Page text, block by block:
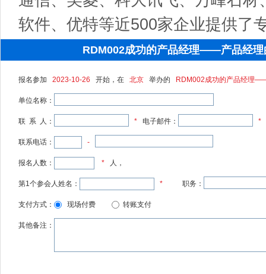
软件、优特等近500家企业提供了
RDM002成功的产品经理——产品经理
报名参加 2023-10-26 开始，在 北京 举办的 RDM002成功的产品经理
单位名称：
联 系 人： * 电子邮件： *
联系电话： -
报名人数： * 人，
第1个参会人姓名： * 职务：
支付方式： 现场付费 转账支付
其他备注：